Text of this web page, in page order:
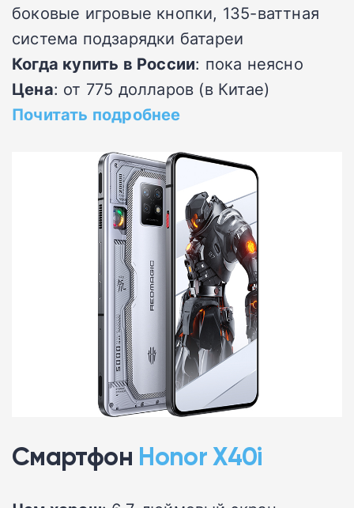
боковые игровые кнопки, 135-ваттная
система подзарядки батареи
Когда купить в России: пока неясно
Цена: от 775 долларов (в Китае)
Почитать подробнее
Смартфон Honor X40i